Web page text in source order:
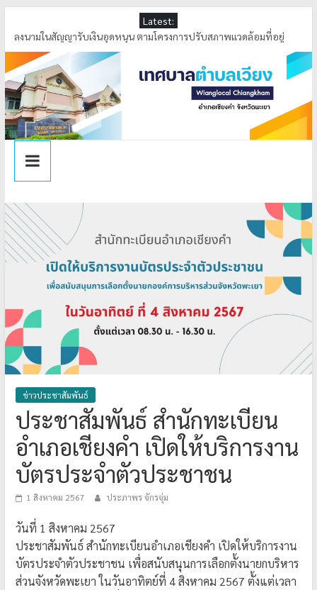
Latest:
ลงนามในสัญญารับเงินอุดหนุน ตามโครงการปรับสภาพแวดล้อมที่อยู่
อาศัยและสิ่งอำนวยความสะดวกสำหรับผู้สูงอายุประจำปี 2569
ลงพื้นที่ดำเนินการกำจัดสิ่งกีดขวางทางน้ำ ณ บ้านล้า หมู่ที่ 4 ตำบลเวียง
เทศบาลตำบลเวียง ได้รับรางวัล การคัดเลือกองค์กรปกครองส่วนท้องถิ่น
ที่มีการบริหารจัดการที่ดี ประจำปีงบประมาณ พ.ศ.2569
ร่วมพิธีทอดผ้าป่าสามัคคี เพื่อพัฒนาคุณภาพการศึกษาเด็กพิการจังหวัด
พะเยา (อำเภอเชียงคำ) ประจำปีการศึกษา 2569
ลงพื้นที่ตรวจสอบระดับน้ำ เหมืองหลวงบ้านล้า หมู่ที่ 4 ตำบลเวียง อำเภอ
เชียงคำ จังหวัดพะเยา
ข่าวประชาสัมพันธ์
ประชาสัมพันธ์ สำนักทะเบียน
อำเภอเชียงคำ เปิดให้บริการงาน
บัตรประจำตัวประชาชน
1 สิงหาคม 2567 ประภาพร จักรจุ่ม
วันที่ 1 สิงหาคม 2567
ประชาสัมพันธ์ สำนักทะเบียนอำเภอเชียงคำ เปิดให้บริการงาน
บัตรประจำตัวประชาชน เพื่อสนับสนุนการเลือกตั้งนายกบริหาร
ส่วนจังหวัดพะเยา ในวันอาทิตย์ที่ 4 สิงหาคม 2567 ตั้งแต่เวลา